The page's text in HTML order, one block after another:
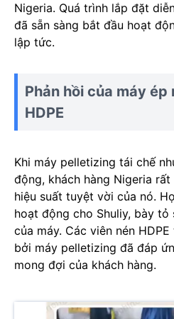
Nigeria. Quá trình lắp đặt
đã sẵn sàng bắt đầu hoạt
lập tức.
Phản hồi của máy
HDPE
Khi máy pelletizing tái chế
động, khách hàng Nigeria
hiệu suất tuyệt vời của nó.
hoạt động cho Shuliy, bày
của máy. Các viên nén
bởi máy pelletizing đã đáp
mong đợi của khách hàng.